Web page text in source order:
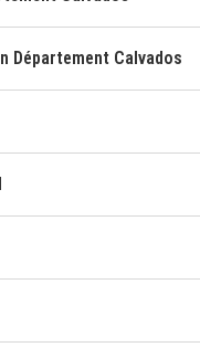
Département Calvados